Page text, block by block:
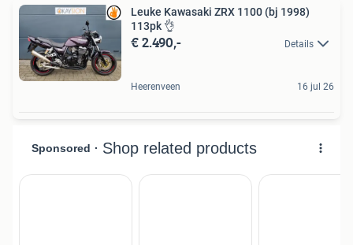
Leuke Kawasaki ZRX 1100 (bj 1998)
113pk 👌
€ 2.490,- Details
Heerenveen 16 jul 26